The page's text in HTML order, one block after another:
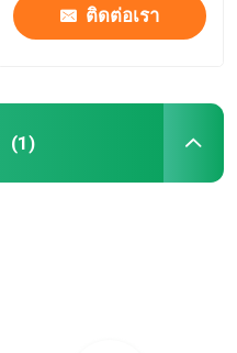
ติดต่อเรา
(1)